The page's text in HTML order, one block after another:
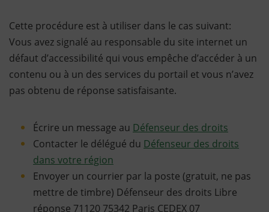
Cette procédure est à utiliser dans le cas suivant:
Vous avez signalé au responsable du site internet un
défaut d’accessibilité qui vous empêche d’accéder à un
contenu ou à un des services du portail et vous n’avez
pas obtenu de réponse satisfaisante.
Écrire un message au Défenseur des droits
Contacter le délégué du Défenseur des droits
dans votre région
Envoyer un courrier par la poste (gratuit, ne pas
mettre de timbre) Défenseur des droits Libre
réponse 71120 75342 Paris CEDEX 07